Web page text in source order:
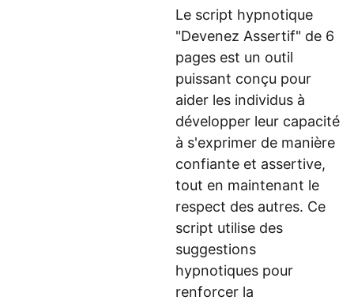
Le script hypnotique
"Devenez Assertif" de 6
pages est un outil
puissant conçu pour
aider les individus à
développer leur capacité
à s'exprimer de manière
confiante et assertive,
tout en maintenant le
respect des autres. Ce
script utilise des
suggestions
hypnotiques pour
renforcer la